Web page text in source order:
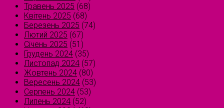
Травень 2025 (68)
Квітень 2025 (68)
Березень 2025 (74)
Лютий 2025 (67)
Січень 2025 (51)
Грудень 2024 (35)
Листопад 2024 (57)
Жовтень 2024 (80)
Вересень 2024 (53)
Серпень 2024 (53)
Липень 2024 (52)